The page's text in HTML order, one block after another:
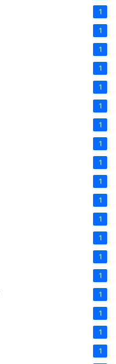
1
1
1
1
1
1
1
1
1
1
1
1
1
1
1
1
1
1
1